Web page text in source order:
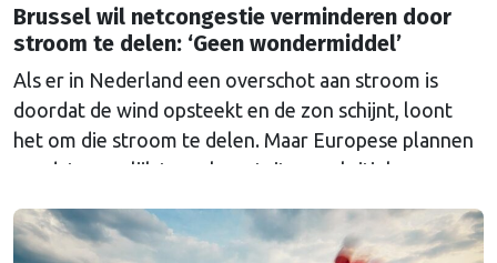
Brussel wil netcongestie verminderen door
stroom te delen: ‘Geen wondermiddel’
Als er in Nederland een overschot aan stroom is
doordat de wind opsteekt en de zon schijnt, loont
het om die stroom te delen. Maar Europese plannen
om dat mogelijk te maken stuiten op kritiek.